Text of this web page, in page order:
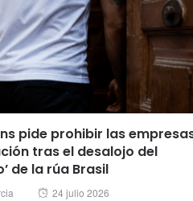
pide prohibir las
tras el desalojo del
de la rúa Brasil
Posted
24 julio 2026